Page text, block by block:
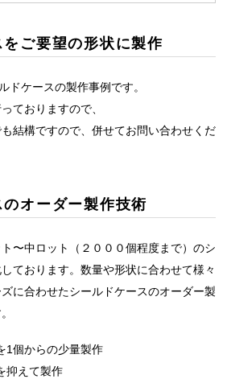
ご要望の形状に製作
ドケースの製作事例です。
ておりますので、
結構ですので、併せてお問い合わせくだ
オーダー製作技術
〜中ロット（２０００個程度まで）のシ
ております。数量や形状に合わせて様々
に合わせたシールドケースのオーダー製
1個からの少量製作
抑えて製作